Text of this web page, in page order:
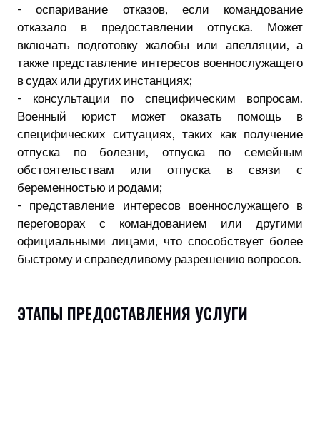
- оспаривание отказов, если командование
отказало в предоставлении отпуска. Может
включать подготовку жалобы или апелляции, а
также представление интересов военнослужащего
в судах или других инстанциях;
- консультации по специфическим вопросам.
Военный юрист может оказать помощь в
специфических ситуациях, таких как получение
отпуска по болезни, отпуска по семейным
обстоятельствам или отпуска в связи с
беременностью и родами;
- представление интересов военнослужащего в
переговорах с командованием или другими
официальными лицами, что способствует более
быстрому и справедливому разрешению вопросов.
ЭТАПЫ ПРЕДОСТАВЛЕНИЯ УСЛУГИ